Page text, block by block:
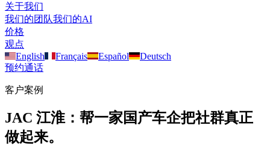
关于我们
我们的团队我们的AI
价格
观点
English
Français Español
Deutsch
预约通话
客户案例
JAC 江淮：帮一家国产车企把社群真正
做起来。